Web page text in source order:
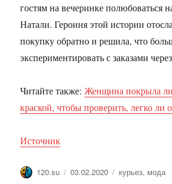
гостям на вечеринке полюбоваться
Натали. Героиня этой истории
покупку обратно и решила, что
экспериментировать с заказами
Читайте также:Женщина покрыла
краской, чтобы проверить, легко ли
Источник
Автор
120.su Опубликовано
03.02.2020 Метки
курьез, мода